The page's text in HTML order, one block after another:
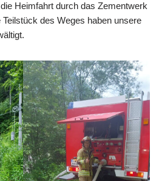
Heimfahrt durch das Zementwerk
des Weges haben unsere